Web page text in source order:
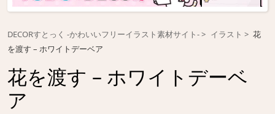
DECORすとっく -かわいいフリーイラスト素材サイト- イラスト
花
を渡す – ホワイトデーベア
花を渡す – ホワイトデーベ
ア